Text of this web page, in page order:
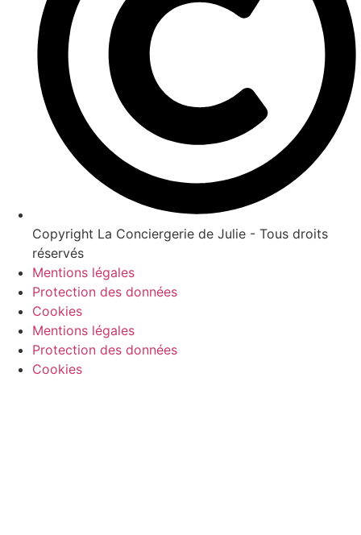
Grille-pain
Copyright La Conciergerie de Julie - Tous droits
réservés
Mentions légales
Protection des données
Cookies
Mentions légales
Protection des données
Cookies